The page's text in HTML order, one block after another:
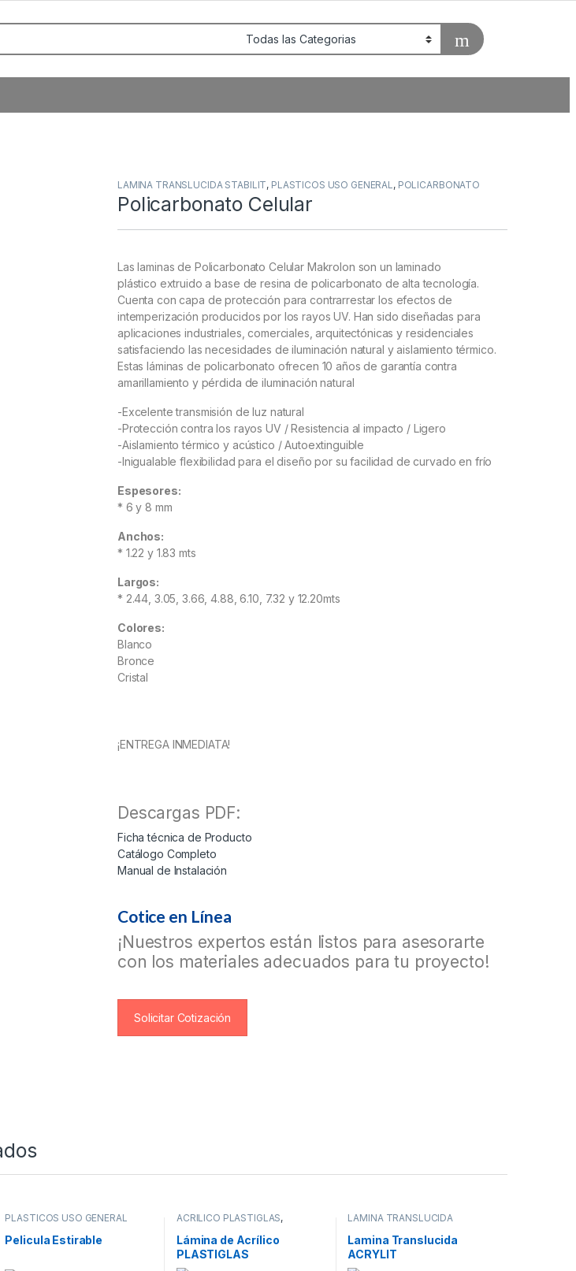
LAMINA TRANSLUCIDA STABILIT, PLASTICOS USO GENERAL, POLICARBONATO
Policarbonato Celular
Las laminas de Policarbonato Celular Makrolon son un laminado
plástico extruido a base de resina de policarbonato de alta tecnología.
Cuenta con capa de protección para contrarrestar los efectos de
intemperización producidos por los rayos UV. Han sido diseñadas para
aplicaciones industriales, comerciales, arquitectónicas y residenciales
satisfaciendo las necesidades de iluminación natural y aislamiento térmico.
Estas láminas de policarbonato ofrecen 10 años de garantía contra
amarillamiento y pérdida de iluminación natural
-Excelente transmisión de luz natural
-Protección contra los rayos UV / Resistencia al impacto / Ligero
-Aislamiento térmico y acústico / Autoextinguible
-Inigualable flexibilidad para el diseño por su facilidad de curvado en frío
Espesores:
* 6 y 8 mm
Anchos:
* 1.22 y 1.83 mts
Largos:
* 2.44, 3.05, 3.66, 4.88, 6.10, 7.32 y 12.20mts
Colores:
Blanco
Bronce
Cristal
¡ENTREGA INMEDIATA!
Descargas PDF:
Ficha técnica de Producto
Catálogo Completo
Manual de Instalación
Cotice en Línea
¡Nuestros expertos están listos para asesorarte
con los materiales adecuados para tu proyecto!
Solicitar Cotización
PLASTICOS USO GENERAL
Pelicula Estirable
ACRILICO PLASTIGLAS,
Lámina de Acrílico
PLASTIGLAS
LAMINA TRANSLUCIDA
Lamina Translucida
ACRYLIT